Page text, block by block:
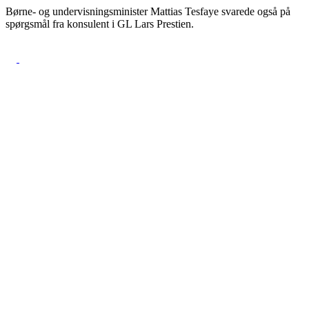
Børne- og undervisningsminister Mattias Tesfaye svarede også på
spørgsmål fra konsulent i GL Lars Prestien.